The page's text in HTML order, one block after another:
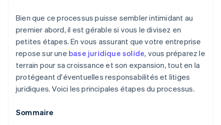
Bien que ce processus puisse sembler intimidant au
premier abord, il est gérable si vous le divisez en
petites étapes. En vous assurant que votre entreprise
repose sur une base juridique solide, vous préparez le
terrain pour sa croissance et son expansion, tout en la
protégeant d'éventuelles responsabilités et litiges
juridiques. Voici les principales étapes du processus.
Sommaire